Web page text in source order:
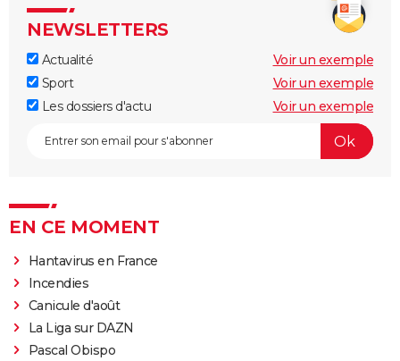
NEWSLETTERS
Actualité
Voir un exemple
Sport
Voir un exemple
Les dossiers d'actu
Voir un exemple
EN CE MOMENT
Hantavirus en France
Incendies
Canicule d'août
La Liga sur DAZN
Pascal Obispo